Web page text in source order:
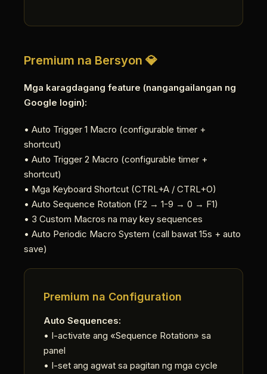
Premium na Bersyon 💎
Mga karagdagang feature (nangangailangan ng
Google login):
• Auto Trigger 1 Macro (configurable timer +
shortcut)
• Auto Trigger 2 Macro (configurable timer +
shortcut)
• Mga Keyboard Shortcut (CTRL+A / CTRL+O)
• Auto Sequence Rotation (F2 → 1-9 → 0 → F1)
• 3 Custom Macros na may key sequences
• Auto Periodic Macro System (call bawat 15s + auto
save)
Premium na Configuration
Auto Sequences:
• I-activate ang «Sequence Rotation» sa
panel
• I-set ang agwat sa pagitan ng mga cycle